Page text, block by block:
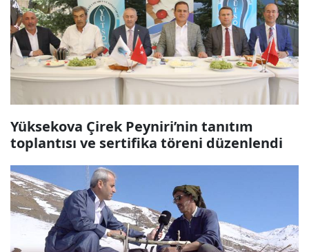
Yüksekova Çirek Peyniri’nin tanıtım
toplantısı ve sertifika töreni düzenlendi